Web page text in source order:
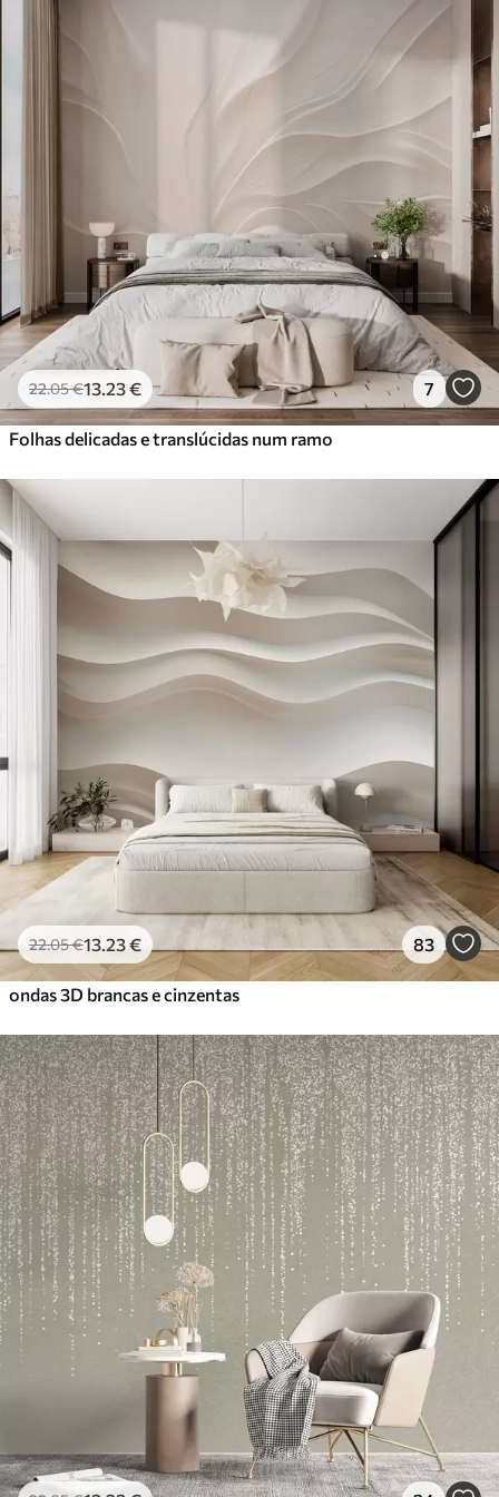
Standard
Vinil Premium
39.00 €/m²
Peel and Stick
81.6749.00€/m²
22.05€13 .23€ 7
Folhas delicadas e translúcidas num ramo
22.05€13 .23€ 83
ondas 3D brancas e cinzentas